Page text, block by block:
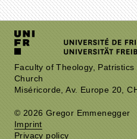
Faculty of Theology,
Church
Miséricorde, Av. Europe 20,
© 2026 Gregor Emmenegger
Imprint
Privacy policy